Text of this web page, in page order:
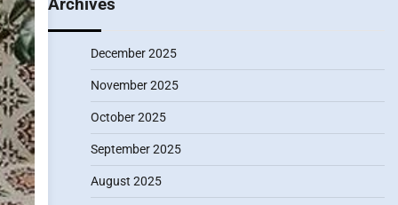
December 2025
November 2025
October 2025
September 2025
August 2025